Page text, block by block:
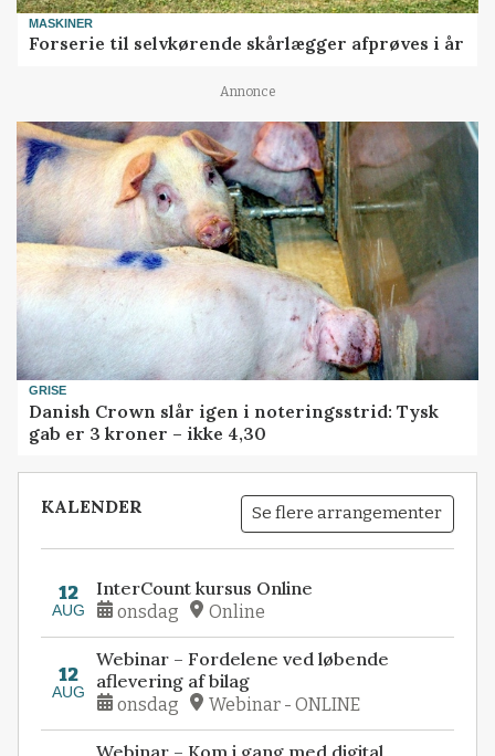
MASKINER
Forserie til selvkørende skårlægger afprøves i år
Annonce
GRISE
Danish Crown slår igen i noteringsstrid: Tysk
gab er 3 kroner – ikke 4,30
KALENDER Se flere arrangementer
12
AUG
InterCount kursus Online
onsdag Online
12
AUG
Webinar – Fordelene ved løbende
aflevering af bilag
onsdag Webinar - ONLINE